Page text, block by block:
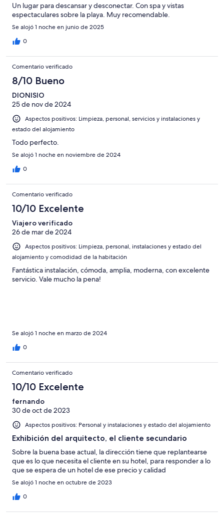
Un lugar para descansar y desconectar. Con spa y vistas
espectaculares sobre la playa. Muy recomendable.
Se alojó 1 noche en junio de 2025
0
Comentario verificado
8/10 Bueno
DIONISIO
25 de nov de 2024
Aspectos positivos: Limpieza, personal, servicios y instalaciones y
estado del alojamiento
Todo perfecto.
Se alojó 1 noche en noviembre de 2024
0
Comentario verificado
10/10 Excelente
Viajero verificado
26 de mar de 2024
Aspectos positivos: Limpieza, personal, instalaciones y estado del
alojamiento y comodidad de la habitación
Fantástica instalación, cómoda, amplia, moderna, con excelente
servicio. Vale mucho la pena!
Se alojó 1 noche en marzo de 2024
0
Comentario verificado
10/10 Excelente
fernando
30 de oct de 2023
Aspectos positivos: Personal y instalaciones y estado del alojamiento
Exhibición del arquitecto, el cliente secundario
Sobre la buena base actual, la dirección tiene que replantearse
que es lo que necesita el cliente en su hotel, para responder a lo
que se espera de un hotel de ese precio y calidad
Se alojó 1 noche en octubre de 2023
0